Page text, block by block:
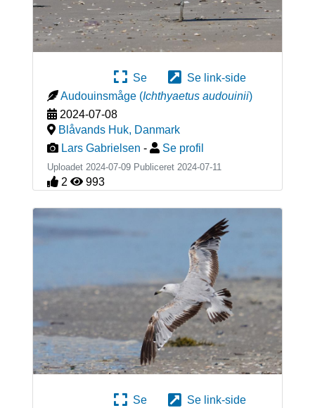
Se
Se link-side
Audouinsmåge (Ichthyaetus audouinii)
2024-07-08
Blåvands Huk, Danmark
Lars Gabrielsen - Se profil
Uploadet 2024-07-09 Publiceret 2024-07-11
2 993
Se
Se link-side